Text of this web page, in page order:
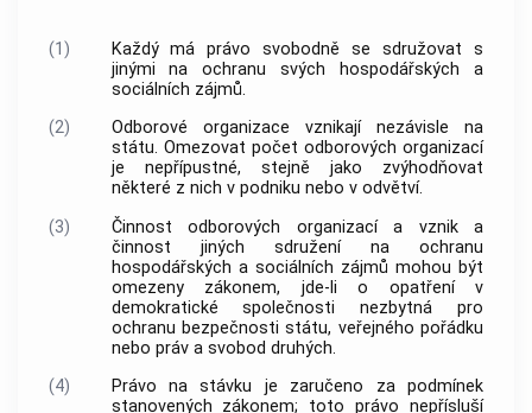
(1)
Každý má právo svobodně se sdružovat s
jinými na ochranu svých hospodářských a
sociálních zájmů.
(2)
Odborové organizace vznikají nezávisle na
státu. Omezovat počet odborových organizací
je nepřípustné, stejně jako zvýhodňovat
některé z nich v podniku nebo v odvětví.
(3)
Činnost odborových organizací a vznik a
činnost jiných sdružení na ochranu
hospodářských a sociálních zájmů mohou být
omezeny zákonem, jde-li o opatření v
demokratické společnosti nezbytná pro
ochranu bezpečnosti státu, veřejného pořádku
nebo práv a svobod druhých.
(4)
Právo na stávku je zaručeno za podmínek
stanovených zákonem; toto právo nepřísluší